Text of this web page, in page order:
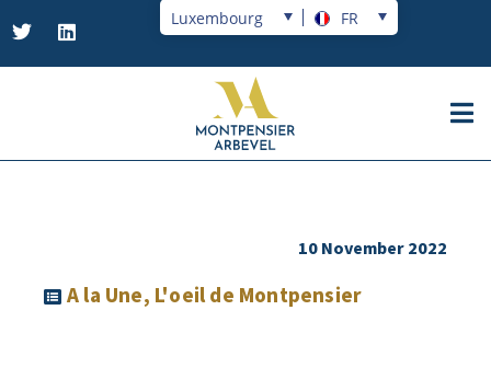
Luxembourg FR
10 November 2022
A la Une, L'oeil de Montpensier